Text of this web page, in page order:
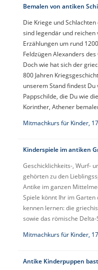
Bemalen von antiken
Die Kriege und
sind legendär und reichen
Erzählungen um rund
Feldzügen Alexanders
Doch wie hat sich der
800 Jahren
unserem Stand findest Du
Pappschilde, die Du wie
Korinther, Athener
Mitmachkurs für Kinder,
Kinderspiele im antiken
Geschicklichkeits-, Wurf-
gehörten zu den
Antike im ganzen
Spiele könnt Ihr im Garten
kennen lernen: die
sowie das römische Delta-
Mitmachkurs für Kinder,
Antike Kinderpuppen